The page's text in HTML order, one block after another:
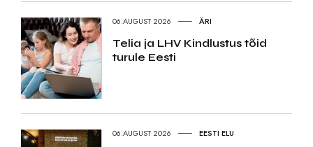
06.AUGUST 2026 ÄRI
Telia ja LHV Kindlustus tõid
turule Eesti
06.AUGUST 2026 EESTI ELU